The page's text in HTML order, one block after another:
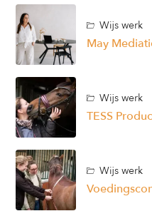
Wijs werk
May
Wijs werk
TESS
Wijs werk